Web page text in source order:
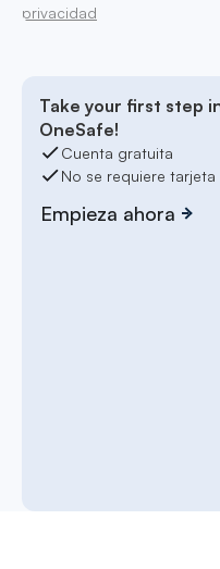
privacidad
Take your first step
OneSafe!
Cuenta gratuita
No se requiere
Empieza ahora